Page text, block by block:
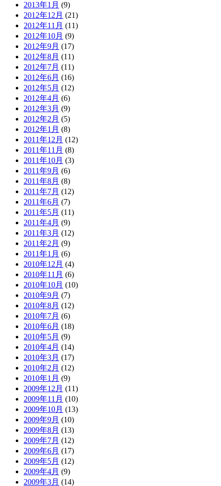
2013年1月 (9)
2012年12月 (21)
2012年11月 (11)
2012年10月 (9)
2012年9月 (17)
2012年8月 (11)
2012年7月 (11)
2012年6月 (16)
2012年5月 (12)
2012年4月 (6)
2012年3月 (9)
2012年2月 (5)
2012年1月 (8)
2011年12月 (12)
2011年11月 (8)
2011年10月 (3)
2011年9月 (6)
2011年8月 (8)
2011年7月 (12)
2011年6月 (7)
2011年5月 (11)
2011年4月 (9)
2011年3月 (12)
2011年2月 (9)
2011年1月 (6)
2010年12月 (4)
2010年11月 (6)
2010年10月 (10)
2010年9月 (7)
2010年8月 (12)
2010年7月 (6)
2010年6月 (18)
2010年5月 (9)
2010年4月 (14)
2010年3月 (17)
2010年2月 (12)
2010年1月 (9)
2009年12月 (11)
2009年11月 (10)
2009年10月 (13)
2009年9月 (10)
2009年8月 (13)
2009年7月 (12)
2009年6月 (17)
2009年5月 (12)
2009年4月 (9)
2009年3月 (14)